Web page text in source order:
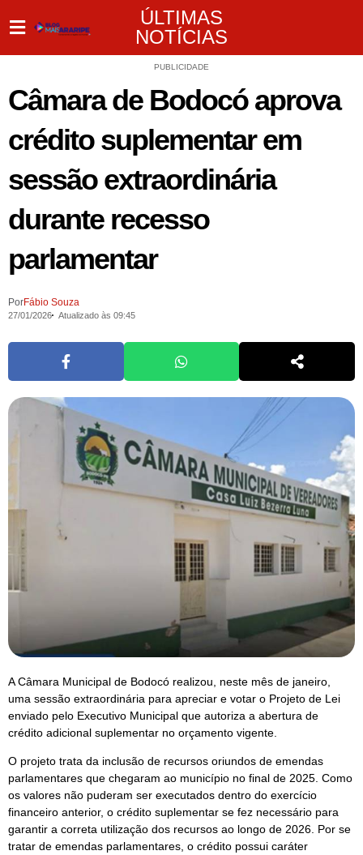
ÚLTIMAS
NOTÍCIAS
PUBLICIDADE
Câmara de Bodocó aprova
crédito suplementar em
sessão extraordinária
durante recesso
parlamentar
PorFábio Souza
27/01/2026 Atualizado às 09:45
A Câmara Municipal de Bodocó realizou, neste mês de janeiro,
uma sessão extraordinária para apreciar e votar o Projeto de Lei
enviado pelo Executivo Municipal que autoriza a abertura de
crédito adicional suplementar no orçamento vigente.
O projeto trata da inclusão de recursos oriundos de emendas
parlamentares que chegaram ao município no final de 2025. Como
os valores não puderam ser executados dentro do exercício
financeiro anterior, o crédito suplementar se fez necessário para
garantir a correta utilização dos recursos ao longo de 2026. Por se
tratar de emendas parlamentares, o crédito possui caráter